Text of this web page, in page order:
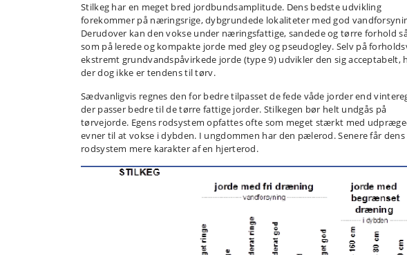
Stilkeg har en meget bred jordbunds­amplitude. Dens bedste udvikling
forekommer på næringsrige, dybgrundede lokaliteter med god
Derudover kan den vokse under næringsfattige, sandede og tørre forhold
som på lerede og kompakte jorde med gley og pseudogley. Selv på
ekstremt grundvandspåvirkede jorde (type 9) udvikler den sig acceptabelt,
der dog ikke er tendens til tørv.
Sædvanligvis regnes den for bedre tilpasset de fede våde jorder end
der passer bedre til de tørre fattige jorder. Stilkegen bør helt undgås på
tørvejorde. Egens rodsystem opfattes ofte som meget stærkt med
evner til at vokse i dybden. I ungdommen har den pælerod. Senere får dens
rodsystem mere karakter af en hjerterod.